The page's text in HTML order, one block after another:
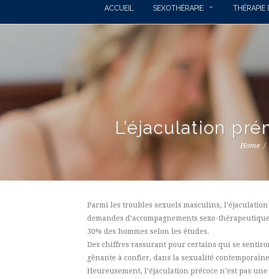
ACCUEIL SEXOTHÉRAPIE THÉRAPIE
L’éjaculation
Home
Parmi les troubles sexuels masculins,
demandes d’accompagnements sexo-
30% des hommes selon les études.
Des chiffres rassurant pour certains qui se
gênante à confier, dans la sexualité
Heureusement, l’éjaculation précoce n’est pas